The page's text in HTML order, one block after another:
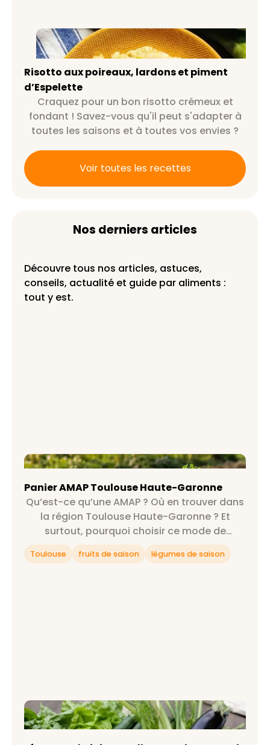
Risotto aux poireaux, lardons et
piment d’Espelette
Risotto aux poireaux, lardons et piment
d’Espelette
Craquez pour un bon risotto crémeux et
fondant ! Savez-vous qu'il peut s'adapter à
toutes les saisons et à toutes vos envies ?
Voir toutes les recettes
Nos derniers articles
Découvre tous nos articles, astuces,
conseils, actualité et guide par aliments :
tout y est.
Panier AMAP Toulouse Haute-Garonne
Panier AMAP Toulouse Haute-Garonne
Qu’est-ce qu’une AMAP ? Où en trouver dans
la région Toulouse Haute-Garonne ? Et
surtout, pourquoi choisir ce mode de
consommation ? On répond à toutes tes
questions et plus encore 😉
Toulouse fruits de saison légumes de saison
Légumes de juin : quelles sont les stars du
potager ?